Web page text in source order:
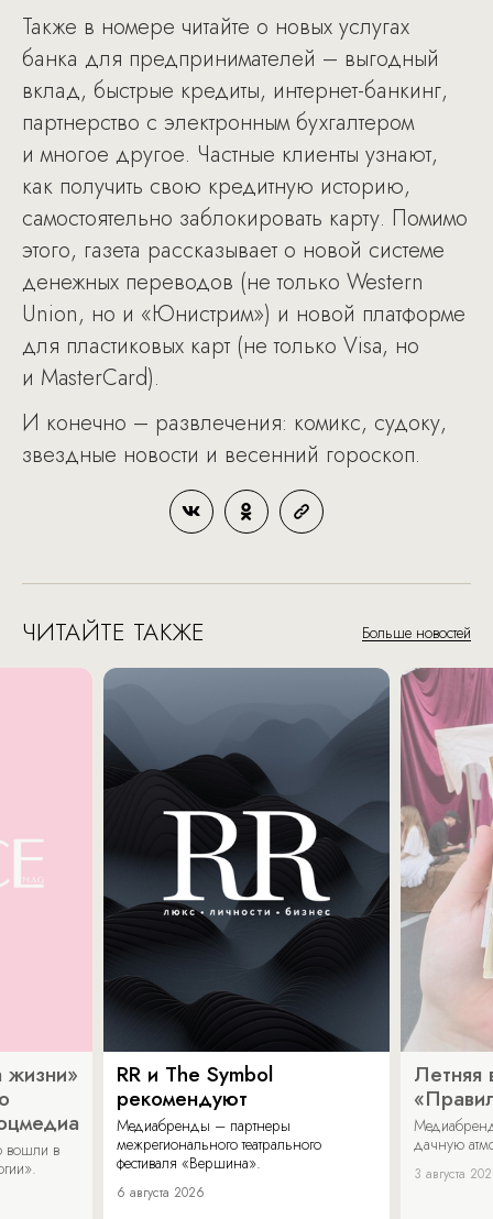
Также в номере читайте о новых услугах
банка для предпринимателей – выгодный
вклад, быстрые кредиты, интернет-банкинг,
партнерство с электронным бухгалтером
и многое другое. Частные клиенты узнают,
как получить свою кредитную историю,
самостоятельно заблокировать карту. Помимо
этого, газета рассказывает о новой системе
денежных переводов (не только Western
Union, но и «Юнистрим») и новой платформе
для пластиковых карт (не только Visa, но
и MasterCard).
И конечно – развлечения: комикс, судоку,
звездные новости и весенний гороскоп.
ЧИТАЙТЕ ТАКЖЕ Больше новостей
жизни»
вошли в
RR и The Symbol
рекомендуют
Медиабренды – партнеры
межрегионального театрального
фестиваля «Вершина».
6 августа 2026
Летняя
дачную
3 августа